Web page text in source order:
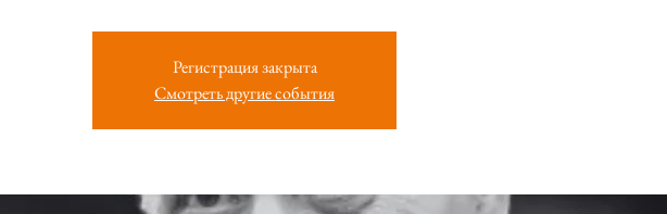
Регистрация закрыта
Смотреть другие события